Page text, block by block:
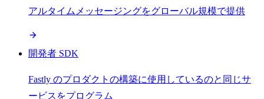
アルタイムメッセージングをグローバル規模で提供
開発者 SDK
Fastly のプロダクトの構築に使用しているのと同じサ
ービスをプログラム